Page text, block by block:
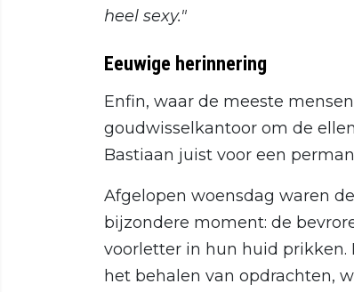
heel sexy."
Eeuwige herinnering
Enfin, waar de meeste
goudwisselkantoor om de
Bastiaan juist voor een
Afgelopen woensdag waren
bijzondere moment: de
voorletter in hun huid
het behalen van opdrachten,